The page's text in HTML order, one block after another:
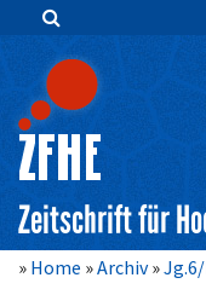
Zum
springen
Hauptnavigation
Inhalt
Sidebar
Zeitschrift für
Home Archiv